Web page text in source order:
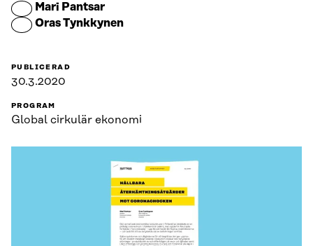
Mari Pantsar
Oras Tynkkynen
PUBLICERAD
30.3.2020
PROGRAM
Global cirkulär ekonomi